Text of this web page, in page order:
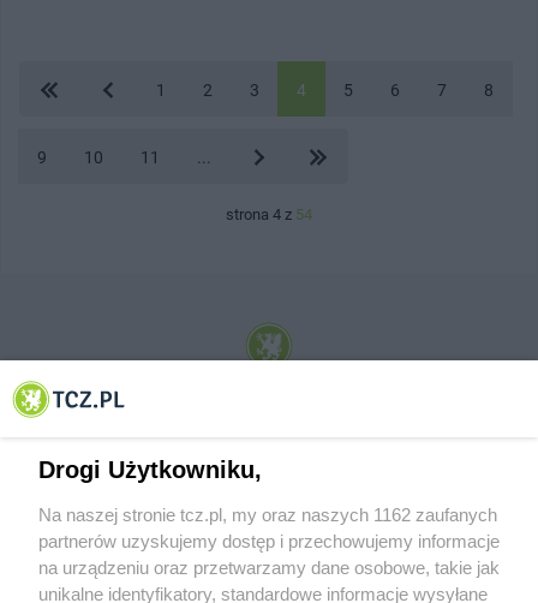
1 2 3 4 5 6 7 8
9 10 11
strona 4 z 54
© 2001-2026 Tczew - TCZ.PL Sp. z o.o. Internetowy Serwis Informacyjny Miasta
Drogi Użytkowniku,
Na naszej stronie tcz.pl, my oraz naszych 1162 zaufanych
partnerów uzyskujemy dostęp i przechowujemy informacje
na urządzeniu oraz przetwarzamy dane osobowe, takie jak
unikalne identyfikatory, standardowe informacje wysyłane